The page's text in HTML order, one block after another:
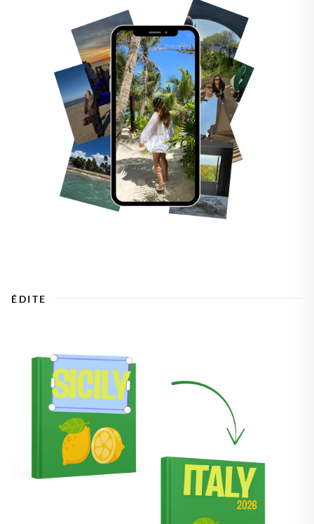
ÉDITE